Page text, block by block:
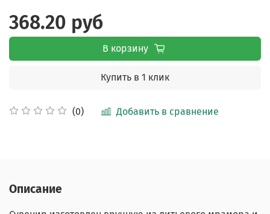
(0) Добавить в сравнение
368.20 руб
В корзину
Купить в 1 клик
Описание